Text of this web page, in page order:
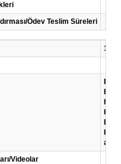
Ödev Teslim Süreleri
10
Bu
Bu
Videolar